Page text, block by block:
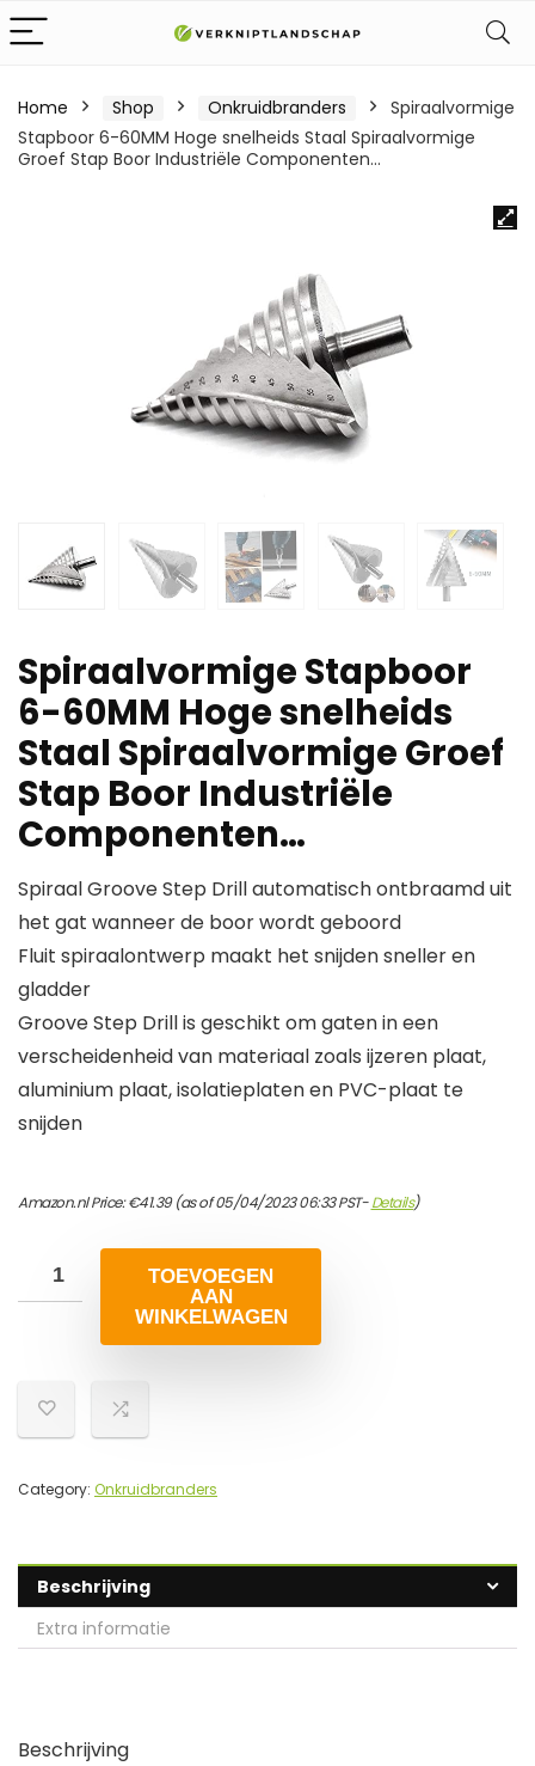
Home Shop Onkruidbranders
Spiraalvormige
Stapboor 6-60MM Hoge snelheids Staal Spiraalvormige
Groef Stap Boor Industriële Componenten…
Spiraalvormige Stapboor
6-60MM Hoge snelheids
Staal Spiraalvormige Groef
Stap Boor Industriële
Componenten…
Spiraal Groove Step Drill automatisch ontbraamd uit
het gat wanneer de boor wordt geboord
Fluit spiraalontwerp maakt het snijden sneller en
gladder
Groove Step Drill is geschikt om gaten in een
verscheidenheid van materiaal zoals ijzeren plaat,
aluminium plaat, isolatieplaten en PVC-plaat te
snijden
Amazon.nl Price:€41.39(as of 05/04/2023 06:33 PST-Details)
TOEVOEGEN
AAN
WINKELWAGEN
Category: Onkruidbranders
Beschrijving
Extra informatie
Beschrijving